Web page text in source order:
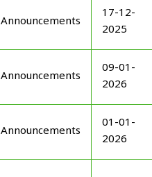
Announcements
17-12-
2025
Announcements
09-01-
2026
Announcements
01-01-
2026